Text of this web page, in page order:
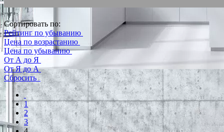
Сортировать по:
Рейтинг по убыванию
Цена по возрастанию
Цена по убыванию
От А до Я
От Я до А
Сбросить
1
2
3